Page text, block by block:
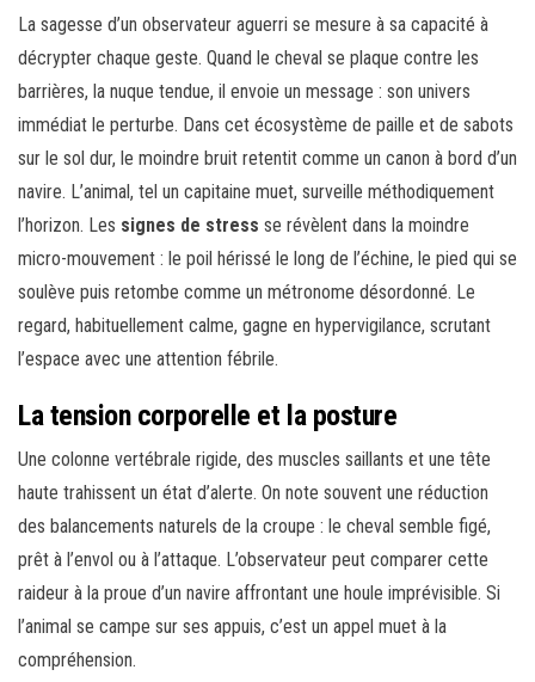
La sagesse d’un observateur aguerri se mesure à sa capacité à
décrypter chaque geste. Quand le cheval se plaque contre les
barrières, la nuque tendue, il envoie un message : son univers
immédiat le perturbe. Dans cet écosystème de paille et de sabots
sur le sol dur, le moindre bruit retentit comme un canon à bord d’un
navire. L’animal, tel un capitaine muet, surveille méthodiquement
l’horizon. Les signes de stress se révèlent dans la moindre
micro-mouvement : le poil hérissé le long de l’échine, le pied qui se
soulève puis retombe comme un métronome désordonné. Le
regard, habituellement calme, gagne en hypervigilance, scrutant
l’espace avec une attention fébrile.
La tension corporelle et la posture
Une colonne vertébrale rigide, des muscles saillants et une tête
haute trahissent un état d’alerte. On note souvent une réduction
des balancements naturels de la croupe : le cheval semble figé,
prêt à l’envol ou à l’attaque. L’observateur peut comparer cette
raideur à la proue d’un navire affrontant une houle imprévisible. Si
l’animal se campe sur ses appuis, c’est un appel muet à la
compréhension.